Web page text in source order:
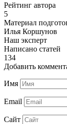
Рейтинг автора
5
Материал
Илья Коршунов
Наш эксперт
Написано статей
134
Добавить
Имя
Email
Сайт